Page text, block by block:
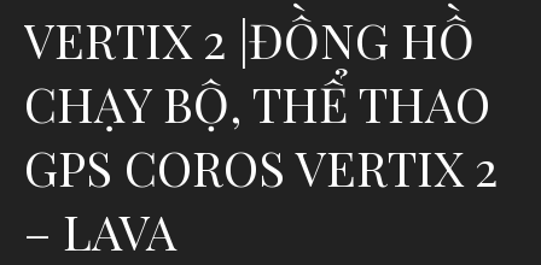
VERTIX 2 |ĐỒNG HỒ
CHẠY BỘ, THỂ THAO
GPS COROS VERTIX 2
– LAVA